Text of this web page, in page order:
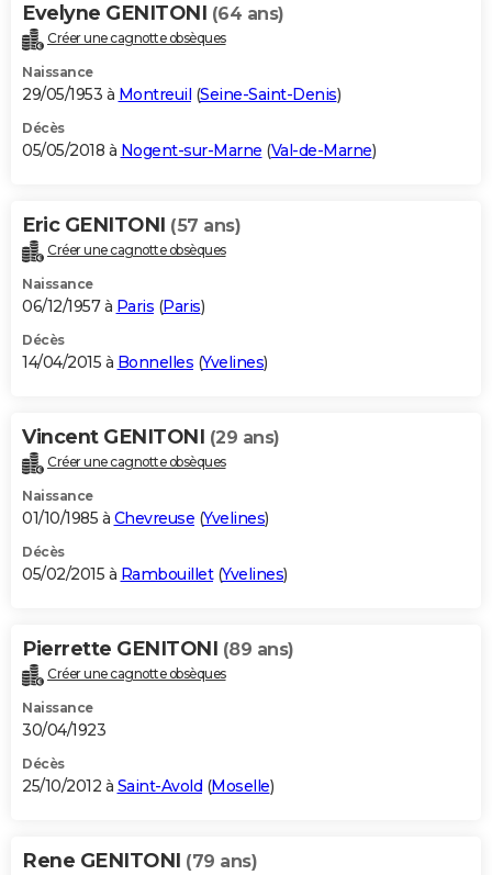
Evelyne GENITONI (64 ans)
Créer une cagnotte obsèques
Naissance
29/05/1953 à Montreuil (Seine-Saint-Denis)
Décès
05/05/2018 à Nogent-sur-Marne (Val-de-Marne)
Eric GENITONI (57 ans)
Créer une cagnotte obsèques
Naissance
06/12/1957 à Paris (Paris)
Décès
14/04/2015 à Bonnelles (Yvelines)
Vincent GENITONI (29 ans)
Créer une cagnotte obsèques
Naissance
01/10/1985 à Chevreuse (Yvelines)
Décès
05/02/2015 à Rambouillet(Yvelines)
Pierrette GENITONI (89 ans)
Créer une cagnotte obsèques
Naissance
30/04/1923
Décès
25/10/2012 à Saint-Avold (Moselle)
Rene GENITONI (79 ans)